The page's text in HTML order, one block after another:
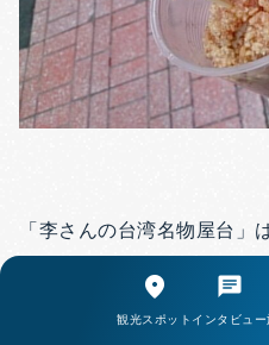
「李さんの台湾名物屋台」
パイスが効いた味付けが特
観光スポット インタビュー